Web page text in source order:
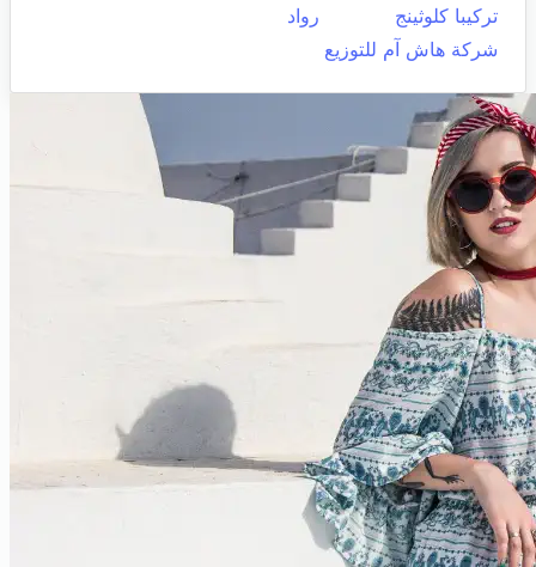
تركيبا كلوثينج
رواد
شركة هاش آم للتوزيع